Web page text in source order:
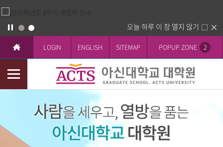
오늘 하루 이 창 열지 않기
LOGIN ENGLISH SITEMAP POPUP ZONE 2
모
바
티